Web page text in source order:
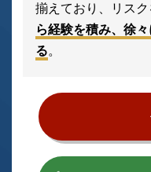
揃えており、リスク
ら経験を積み、徐
る。